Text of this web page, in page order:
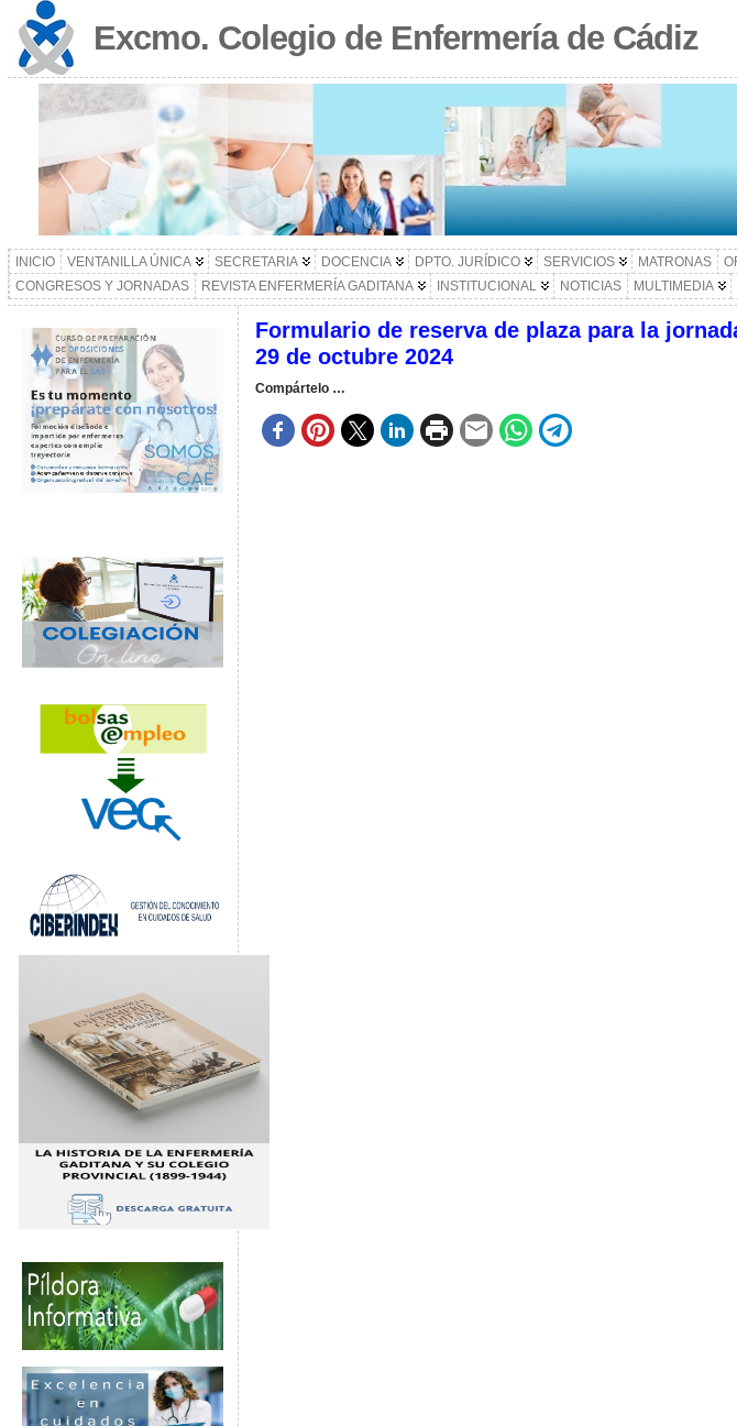
Excmo. Colegio de Enfermería de Cádiz
INICIO VENTANILLA ÚNICA SECRETARIA DOCENCIA DPTO. JURÍDICO SERVICIOS MATRONAS
CONGRESOS Y JORNADAS
REVISTA ENFERMERÍA GADITANA INSTITUCIONAL NOTICIAS MULTIMEDIA
Formulario de reserva de plaza para la
29 de octubre 2024
Compártelo …